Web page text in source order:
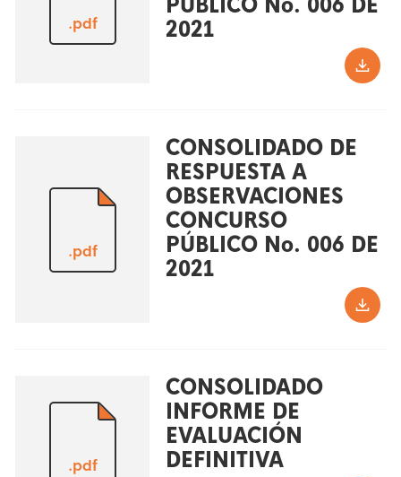
.pdf
PÚBLICO No. 006 DE
2021
.pdf
CONSOLIDADO DE
RESPUESTA A
OBSERVACIONES
CONCURSO
PÚBLICO No. 006 DE
2021
.pdf
CONSOLIDADO
INFORME DE
EVALUACIÓN
DEFINITIVA